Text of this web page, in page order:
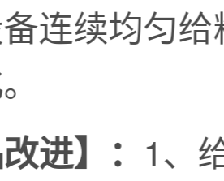
连续均匀
进】： 1、